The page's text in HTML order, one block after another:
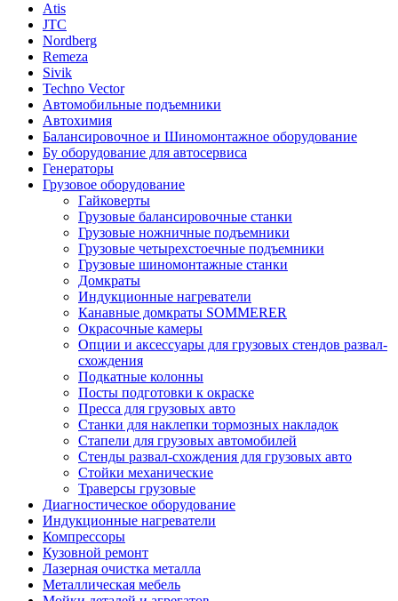
Atis
JTC
Nordberg
Remeza
Sivik
Techno Vector
Автомобильные подъемники
Автохимия
Балансировочное и Шиномонтажное оборудование
Бу оборудование для автосервиса
Генераторы
Грузовое оборудование
Гайковерты
Грузовые балансировочные станки
Грузовые ножничные подъемники
Грузовые четырехстоечные подъемники
Грузовые шиномонтажные станки
Домкраты
Индукционные нагреватели
Канавные домкраты SOMMERER
Окрасочные камеры
Опции и аксессуары для грузовых стендов развал-
схождения
Подкатные колонны
Посты подготовки к окраске
Пресса для грузовых авто
Станки для наклепки тормозных накладок
Стапели для грузовых автомобилей
Стенды развал-схождения для грузовых авто
Стойки механические
Траверсы грузовые
Диагностическое оборудование
Индукционные нагреватели
Компрессоры
Кузовной ремонт
Лазерная очистка металла
Металлическая мебель